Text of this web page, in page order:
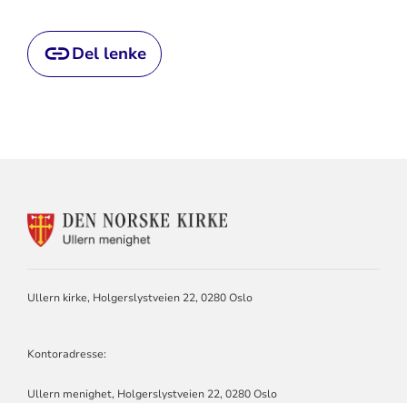
Del lenke
KONTAKTINFORMASJON
Ullern kirke, Holgerslystveien 22, 0280 Oslo
Kontoradresse:
Ullern menighet, Holgerslystveien 22, 0280 Oslo